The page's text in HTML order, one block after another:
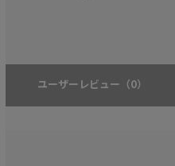
ユーザーレビュー （0）